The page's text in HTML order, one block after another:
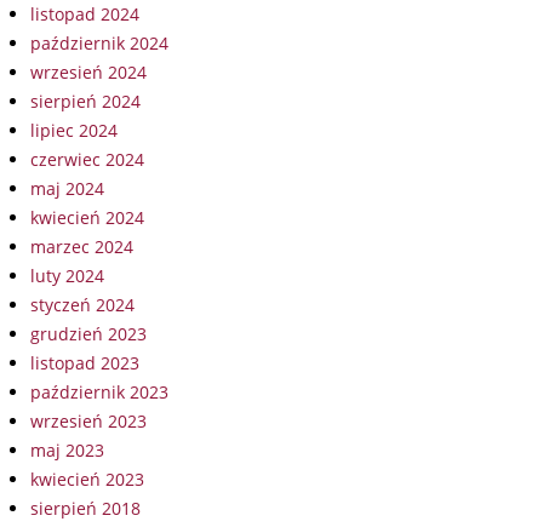
listopad 2024
październik 2024
wrzesień 2024
sierpień 2024
lipiec 2024
czerwiec 2024
maj 2024
kwiecień 2024
marzec 2024
luty 2024
styczeń 2024
grudzień 2023
listopad 2023
październik 2023
wrzesień 2023
maj 2023
kwiecień 2023
sierpień 2018